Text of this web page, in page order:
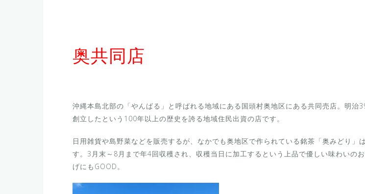
奥共同店
沖縄本島北部の「やんばる」と呼ばれる地域にある国頭村奥地区にある共同売店。明治
創立したという100年以上の歴史を誇る地域住民出資の店です。
日用雑貨や島野菜などを販売するが、なかでも奥地区で作られている銘茶「奥みどり」
す。3月末～8月まで年4回収穫され、収穫当日に加工するという上品で優しい味わいの
げにもGOOD。